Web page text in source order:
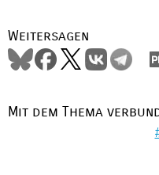
Weitersagen
Mit dem Thema